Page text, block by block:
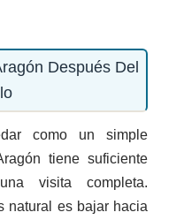
Después Del
como un simple
tiene suficiente
visita completa.
natural es bajar hacia